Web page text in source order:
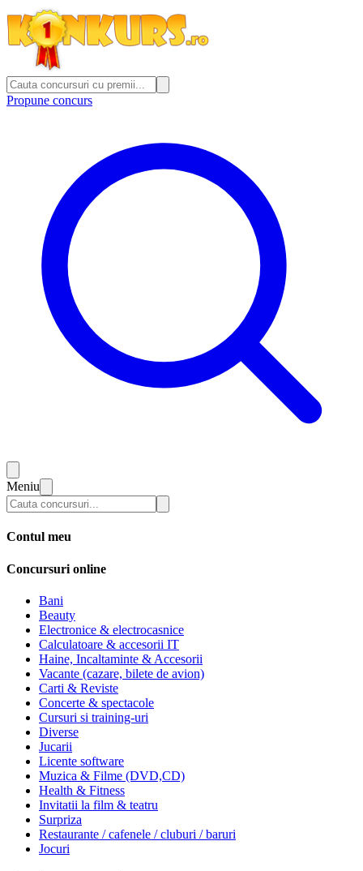
Propune concurs
Meniu
Contul meu
Concursuri online
Bani
Beauty
Electronice & electrocasnice
Calculatoare & accesorii IT
Haine, Incaltaminte & Accesorii
Vacante (cazare, bilete de avion)
Carti & Reviste
Concerte & spectacole
Cursuri si training-uri
Diverse
Jucarii
Licente software
Muzica & Filme (DVD,CD)
Health & Fitness
Invitatii la film & teatru
Surpriza
Restaurante / cafenele / cluburi / baruri
Jocuri